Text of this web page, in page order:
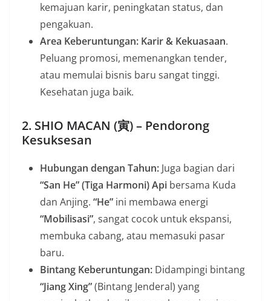
kemajuan karir, peningkatan status, dan
pengakuan.
Area Keberuntungan: Karir & Kekuasaan.
Peluang promosi, memenangkan tender,
atau memulai bisnis baru sangat tinggi.
Kesehatan juga baik.
2. SHIO MACAN (寅) – Pendorong
Kesuksesan
Hubungan dengan Tahun: Juga bagian dari
“San He” (Tiga Harmoni) Api bersama Kuda
dan Anjing. “He” ini membawa energi
“Mobilisasi”, sangat cocok untuk ekspansi,
membuka cabang, atau memasuki pasar
baru.
Bintang Keberuntungan: Didampingi bintang
“Jiang Xing”(Bintang Jenderal) yang